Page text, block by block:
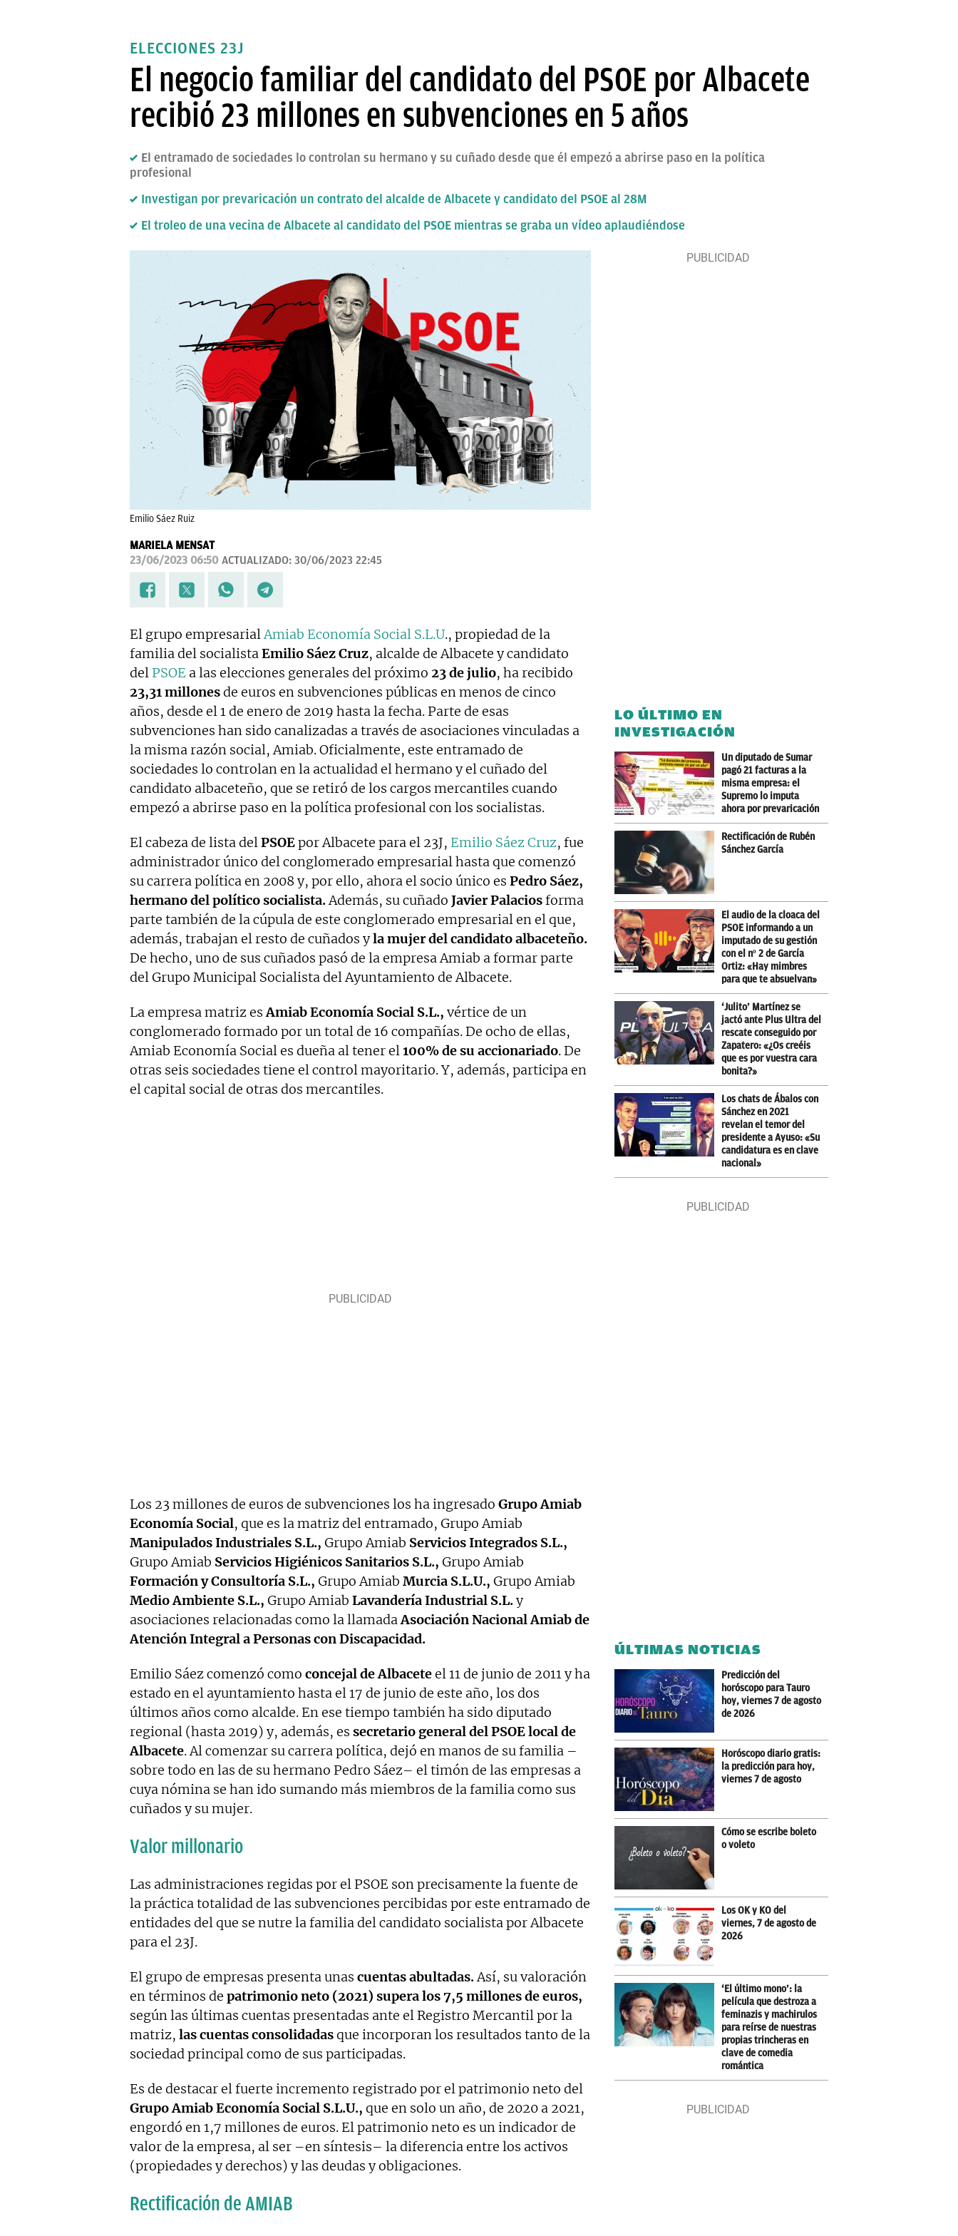
ELECCIONES 23J
El negocio familiar del candidato del PSOE por Albacete
recibió 23 millones en subvenciones en 5 años
El entramado de sociedades lo controlan su hermano y su cuñado desde que él empezó a abrirse paso en la política
profesional
Investigan por prevaricación un contrato del alcalde de Albacete y candidato del PSOE al 28M
El troleo de una vecina de Albacete al candidato del PSOE mientras se graba un vídeo aplaudiéndose
Emilio Sáez Ruiz
MARIELA MENSAT
23/06/2023 06:50 ACTUALIZADO: 30/06/2023 22:45
El grupo empresarialAmiab Economía Social S.L.U., propiedad de la
familia del socialistaEmilio Sáez Cruz, alcalde de Albacete y candidato
del PSOE a las elecciones generales del próximo 23 de julio, ha recibido
23,31 millonesde euros en subvenciones públicas en menos de cinco
años, desde el 1 de enero de 2019 hasta la fecha. Parte de esas
subvenciones han sido canalizadas a través de asociaciones vinculadas a
la misma razón social, Amiab. Oficialmente, este entramado de
sociedades lo controlan en la actualidad el hermano y el cuñado del
candidato albaceteño, que se retiró de los cargos mercantiles cuando
empezó a abrirse paso en la política profesional con los socialistas.
El cabeza de lista delPSOEpor Albacete para el 23J, Emilio Sáez Cruz, fue
administrador único del conglomerado empresarial hasta que comenzó
su carrera política en 2008 y, por ello, ahora el socio único es Pedro Sáez,
hermano del político socialista.Además, su cuñado Javier Palaciosforma
parte también de la cúpula de este conglomerado empresarial en el que,
además, trabajan el resto de cuñados yla mujer del candidato albaceteño.
De hecho, uno de sus cuñados pasó de la empresa Amiab a formar parte
del Grupo Municipal Socialista del Ayuntamiento de Albacete.
La empresa matriz esAmiab Economía Social S.L., vértice de un
conglomerado formado por un total de 16 compañías. De ocho de ellas,
Amiab Economía Social es dueña al tener el100% de su accionariado. De
otras seis sociedades tiene el control mayoritario. Y, además, participa en
el capital social de otras dos mercantiles.
Los 23 millones de euros de subvenciones los ha ingresado Grupo Amiab
Economía Social, que es la matriz del entramado, Grupo Amiab
Manipulados Industriales S.L., Grupo Amiab Servicios Integrados S.L.,
Grupo Amiab Servicios Higiénicos Sanitarios S.L., Grupo Amiab
Formación y Consultoría S.L., Grupo Amiab Murcia S.L.U., Grupo Amiab
Medio Ambiente S.L., Grupo Amiab Lavandería Industrial S.L.y
asociaciones relacionadas como la llamadaAsociación Nacional Amiab de
Atención Integral a Personas con Discapacidad.
Emilio Sáez comenzó como concejal de Albaceteel 11 de junio de 2011 y ha
estado en el ayuntamiento hasta el 17 de junio de este año, los dos
últimos años como alcalde. En ese tiempo también ha sido diputado
regional (hasta 2019) y, además, es secretario general del PSOE local de
Albacete. Al comenzar su carrera política, dejó en manos de su familia –
sobre todo en las de su hermano Pedro Sáez– el timón de las empresas a
cuya nómina se han ido sumando más miembros de la familia como sus
cuñados y su mujer.
Valor millonario
Las administraciones regidas por el PSOE son precisamente la fuente de
la práctica totalidad de las subvenciones percibidas por este entramado de
entidades del que se nutre la familia del candidato socialista por Albacete
para el 23J.
El grupo de empresas presenta unas cuentas abultadas.Así, su valoración
en términos de patrimonio neto (2021) supera los 7,5 millones de euros,
según las últimas cuentas presentadas ante el Registro Mercantil por la
matriz, las cuentas consolidadasque incorporan los resultados tanto de la
sociedad principal como de sus participadas.
Es de destacar el fuerte incremento registrado por el patrimonio neto del
Grupo Amiab Economía Social S.L.U., que en solo un año, de 2020 a 2021,
engordó en 1,7 millones de euros. El patrimonio neto es un indicador de
valor de la empresa, al ser –en síntesis– la diferencia entre los activos
(propiedades y derechos) y las deudas y obligaciones.
Rectificación de AMIAB
LO ÚLTIMO EN
INVESTIGACIÓN
Un diputado de Sumar
pagó 21 facturas a la
misma empresa: el
Supremo lo imputa
ahora por prevaricación
Rectificación de Rubén
Sánchez García
El audio de la cloaca del
PSOE informando a un
imputado de su gestión
con el nº 2 de García
Ortiz: «Hay mimbres
para que te absuelvan»
‘Julito’ Martínez se
jactó ante Plus Ultra del
rescate conseguido por
Zapatero: «¿Os creéis
que es por vuestra cara
bonita?»
Los chats de Ábalos con
Sánchez en 2021
revelan el temor del
presidente a Ayuso: «Su
candidatura es en clave
nacional»
ÚLTIMAS NOTICIAS
Predicción del
horóscopo para Tauro
hoy, viernes 7 de agosto
de 2026
Horóscopo diario gratis:
la predicción para hoy,
viernes 7 de agosto
Cómo se escribe boleto
o voleto
Los OK y KO del
viernes, 7 de agosto de
2026
‘El último mono’: la
película que destroza a
feminazis y machirulos
para reírse de nuestras
propias trincheras en
clave de comedia
romántica